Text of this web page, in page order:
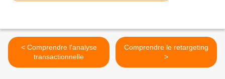
< Comprendre l'analyse
transactionnelle
Comprendre le retargeting
>